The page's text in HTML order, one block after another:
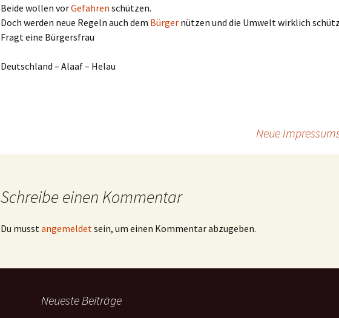
Beide wollen vorGefahren schützen.
Doch werden neue Regeln auch dem Bürger nützen und die Umwelt wirklich
Fragt eine Bürgersfrau
Deutschland – Alaaf – Helau
Neue
Schreibe einen Kommentar
Du musstangemeldetsein, um einen Kommentar abzugeben.
Neueste Beiträge